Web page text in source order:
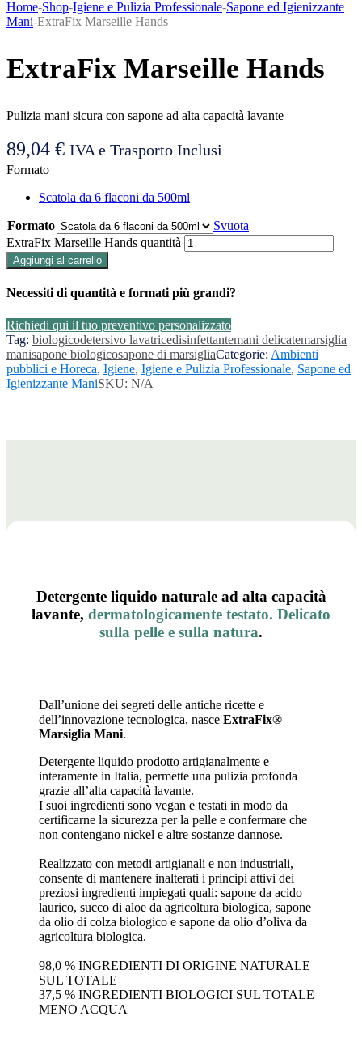
Home-Shop-Igiene e Pulizia Professionale-Sapone ed Igienizzante
Mani-ExtraFix Marseille Hands
ExtraFix Marseille Hands
Pulizia mani sicura con sapone ad alta capacità lavante
89,04 € IVA e Trasporto Inclusi
Formato
Scatola da 6 flaconi da 500ml
Formato
Svuota
ExtraFix Marseille Hands quantità
Aggiungi al carrello
Necessiti di quantità e formati più grandi?
Richiedi qui il tuo preventivo personalizzato
Tag: biologicodetersivo lavatricedisinfettantemani delicatemarsiglia
manisapone biologicosapone di marsigliaCategorie: Ambienti
pubblici e Horeca, Igiene, Igiene e Pulizia Professionale, Sapone ed
Igienizzante ManiSKU: N/A
Detergente liquido naturale ad alta capacità
lavante, dermatologicamente testato. Delicato
sulla pelle e sulla natura.
Dall’unione dei segreti delle antiche ricette e
dell’innovazione tecnologica, nasce ExtraFix®
Marsiglia Mani.
Detergente liquido prodotto artigianalmente e
interamente in Italia, permette una pulizia profonda
grazie all’alta capacità lavante.
I suoi ingredienti sono vegan e testati in modo da
certificarne la sicurezza per la pelle e confermare che
non contengano nickel e altre sostanze dannose.
Realizzato con metodi artigianali e non industriali,
consente di mantenere inalterati i principi attivi dei
preziosi ingredienti impiegati quali: sapone da acido
laurico, succo di aloe da agricoltura biologica, sapone
da olio di colza biologico e sapone da olio d’oliva da
agricoltura biologica.
98,0 % INGREDIENTI DI ORIGINE NATURALE
SUL TOTALE
37,5 % INGREDIENTI BIOLOGICI SUL TOTALE
MENO ACQUA